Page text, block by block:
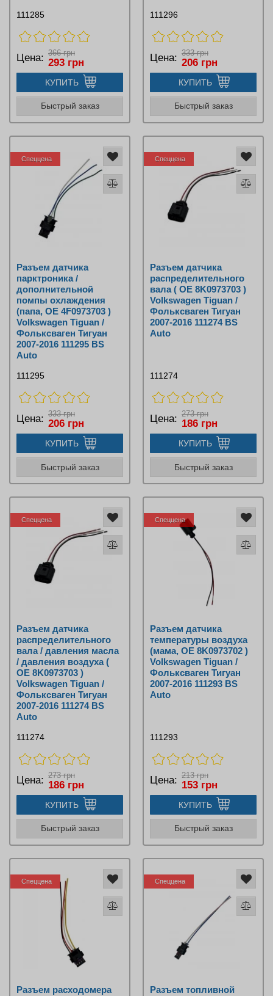
111285
Цена: 366 грн
293 грн
КУПИТЬ
Быстрый заказ
111296
Цена: 333 грн
206 грн
КУПИТЬ
Быстрый заказ
Спеццена
Разъем датчика
парктроника /
дополнительной
помпы охлаждения
(папа, OE 4F0973703 )
Volkswagen Tiguan /
Фольксваген Тигуан
2007-2016 111295 BS
Auto
111295
Цена: 333 грн
206 грн
КУПИТЬ
Быстрый заказ
Спеццена
Разъем датчика
распределительного
вала ( OE 8K0973703 )
Volkswagen Tiguan /
Фольксваген Тигуан
2007-2016 111274 BS
Auto
111274
Цена: 273 грн
186 грн
КУПИТЬ
Быстрый заказ
Спеццена
Разъем датчика
распределительного
вала / давления масла
/ давления воздуха (
OE 8K0973703 )
Volkswagen Tiguan /
Фольксваген Тигуан
2007-2016 111274 BS
Auto
111274
Цена: 273 грн
186 грн
КУПИТЬ
Быстрый заказ
Спеццена
Разъем датчика
температуры воздуха
(мама, OE 8K0973702 )
Volkswagen Tiguan /
Фольксваген Тигуан
2007-2016 111293 BS
Auto
111293
Цена: 213 грн
153 грн
КУПИТЬ
Быстрый заказ
Спеццена
Разъем расходомера
Спеццена
Разъем топливной